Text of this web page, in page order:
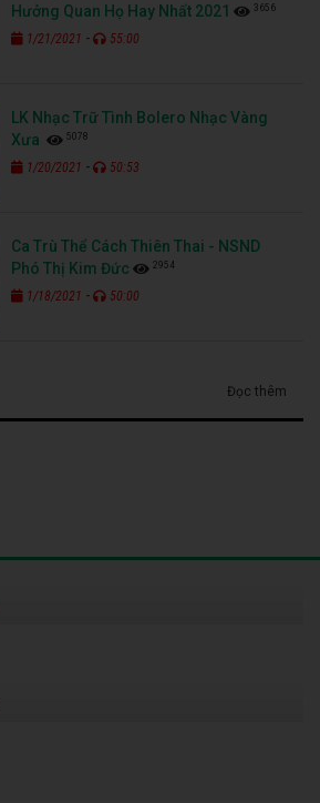
Hưởng Quan Họ Hay Nhất 2021
3656
1/21/2021 - 55:00
LK Nhạc Trữ Tình Bolero Nhạc Vàng
Xưa
5078
1/20/2021 - 50:53
Ca Trù Thể Cách Thiên Thai - NSND
Phó Thị Kim Đức
2954
1/18/2021 - 50:00
Đọc thêm